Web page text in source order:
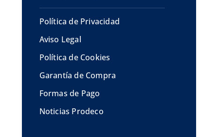
Política de Privacidad
Aviso Legal
Política de Cookies
Garantía de Compra
Formas de Pago
Noticias Prodeco